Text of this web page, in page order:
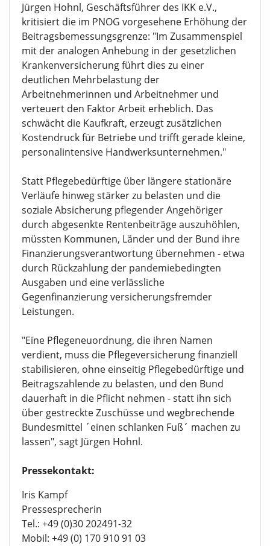
Jürgen Hohnl, Geschäftsführer des IKK e.V.,
kritisiert die im PNOG vorgesehene Erhöhung der
Beitragsbemessungsgrenze: "Im Zusammenspiel
mit der analogen Anhebung in der gesetzlichen
Krankenversicherung führt dies zu einer
deutlichen Mehrbelastung der
Arbeitnehmerinnen und Arbeitnehmer und
verteuert den Faktor Arbeit erheblich. Das
schwächt die Kaufkraft, erzeugt zusätzlichen
Kostendruck für Betriebe und trifft gerade kleine,
personalintensive Handwerksunternehmen."
Statt Pflegebedürftige über längere stationäre
Verläufe hinweg stärker zu belasten und die
soziale Absicherung pflegender Angehöriger
durch abgesenkte Rentenbeiträge auszuhöhlen,
müssten Kommunen, Länder und der Bund ihre
Finanzierungsverantwortung übernehmen - etwa
durch Rückzahlung der pandemiebedingten
Ausgaben und eine verlässliche
Gegenfinanzierung versicherungsfremder
Leistungen.
"Eine Pflegeneuordnung, die ihren Namen
verdient, muss die Pflegeversicherung finanziell
stabilisieren, ohne einseitig Pflegebedürftige und
Beitragszahlende zu belasten, und den Bund
dauerhaft in die Pflicht nehmen - statt ihn sich
über gestreckte Zuschüsse und wegbrechende
Bundesmittel ´einen schlanken Fuß´ machen zu
lassen", sagt Jürgen Hohnl.
Pressekontakt:
Iris Kampf
Pressesprecherin
Tel.: +49 (0)30 202491-32
Mobil: +49 (0) 170 910 91 03